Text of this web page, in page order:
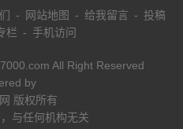
- 网站地图 - 给我留言 - 投稿
栏 - 手机访问
All Right Reserved
by
版权所有
与任何机构无关